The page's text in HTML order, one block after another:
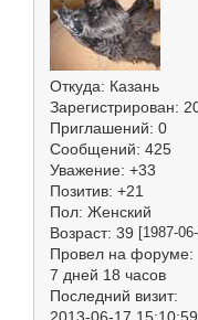
Откуда: Казань
Зарегистрирован:
Приглашений: 0
Сообщений: 425
Уважение: +33
Позитив: +21
Пол: Женский
Возраст: 39 [1987-
Провел на форуме:
7 дней 18 часов
Последний визит: